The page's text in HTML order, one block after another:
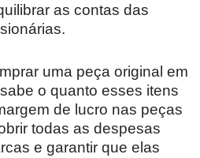
as contas das
uma peça original em
o quanto esses itens
de lucro nas peças
todas as despesas
e garantir que elas